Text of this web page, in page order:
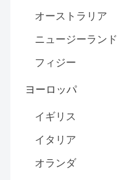
オーストラリア
ニュージーランド
フィジー
ヨーロッパ
イギリス
イタリア
オランダ